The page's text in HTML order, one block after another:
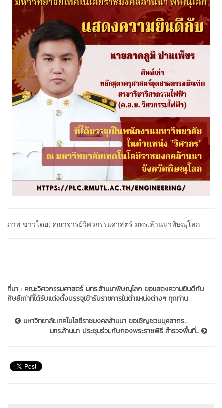
ภาพ-ข่าวโดย; คณาจารย์วิศวกรรมศาสตร์ มทร.ล้านนาพิษณุโลก
ที่มา : คณะวิศวกรรมศาสตร์ มทร.ล้านนาพิษณุโลก ขอแสดงความยินดีกับ
ศิษย์เก่าที่ได้รับแต่งตั้งบรรจุเข้ารับราชการในตำแหน่งต่างๆ ทุกท่าน
มหาวิทยาลัยเทคโนโลยีราชมงคลล้านนา ขอเชิญชวนบุคลากร...
มทร.ล้านนา ประชุมร่วมกับกองพระราชพิธี สำรวจพื้นที่...